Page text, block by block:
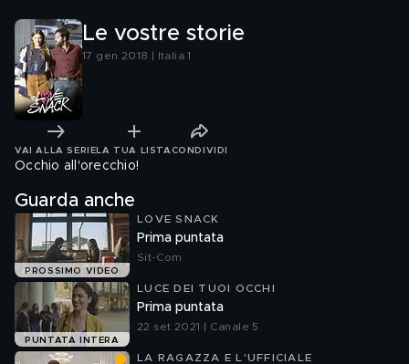
Le vostre storie
17 gen 2018 | Italia 1
VAI ALLA SERIE LA TUA LISTA CONDIVIDI
Occhio all'orecchio!
Guarda anche
PROSSIMO VIDEO
LOVE SNACK
Prima puntata
Sit-Com
PUNTATA INTERA
LUCE DEI TUOI OCCHI
Prima puntata
22 set 2021 | Canale 5
LA RAGAZZA E L'UFFICIALE